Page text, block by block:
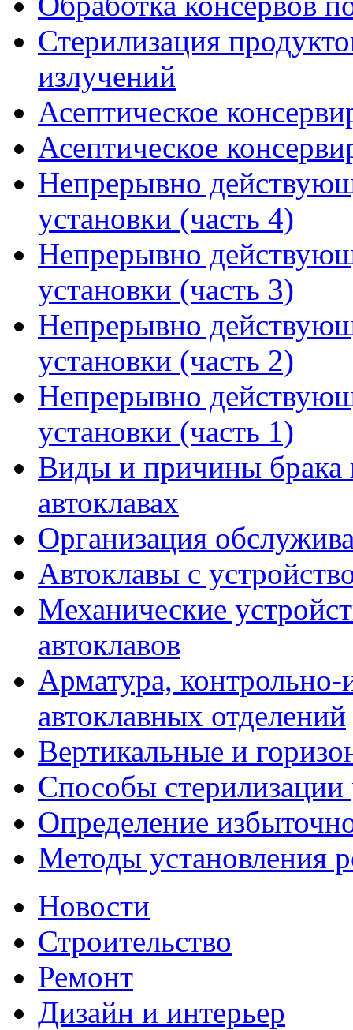
Стерилизация
излучений
Асептическое
Асептическое
Непрерывно
установки (часть 4)
Непрерывно
установки (часть 3)
Непрерывно
установки (часть 2)
Непрерывно
установки (часть 1)
Виды и причины брака
автоклавах
Организация
Автоклавы с
Механические
автоклавов
Арматура,
автоклавных отделений
Вертикальные и
Способы
Определение
Методы установления
Новости
Строительство
Ремонт
Дизайн и интерьер